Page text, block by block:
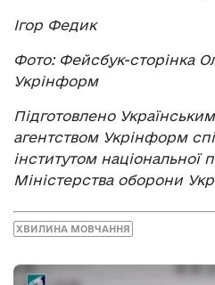
Ігор Федик
Фото: Фейсбук-сторінка
Укрінформ
Підготовлено
агентством Укрінформ
інститутом національної
Міністерства оборони
ХВИЛИНА МОВЧАННЯ